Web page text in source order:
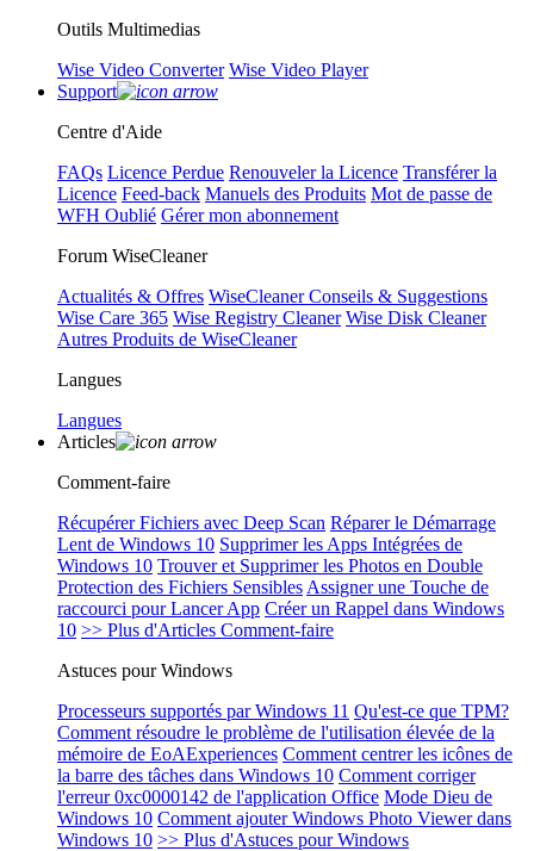
Outils Multimedias
Wise Video Converter Wise Video Player
Support
Centre d'Aide
FAQs Licence Perdue Renouveler la Licence Transférer la
Licence Feed-back Manuels des Produits Mot de passe de
WFH Oublié Gérer mon abonnement
Forum WiseCleaner
Actualités & Offres WiseCleaner Conseils & Suggestions
Wise Care 365 Wise Registry Cleaner Wise Disk Cleaner
Autres Produits de WiseCleaner
Langues
Langues
Articles
Comment-faire
Récupérer Fichiers avec Deep Scan Réparer le Démarrage
Lent de Windows 10 Supprimer les Apps Intégrées de
Windows 10 Trouver et Supprimer les Photos en Double
Protection des Fichiers Sensibles Assigner une Touche de
raccourci pour Lancer App Créer un Rappel dans Windows
10 >> Plus d'Articles Comment-faire
Astuces pour Windows
Processeurs supportés par Windows 11 Qu'est-ce que TPM?
Comment résoudre le problème de l'utilisation élevée de la
mémoire de EoAExperiences Comment centrer les icônes de
la barre des tâches dans Windows 10 Comment corriger
l'erreur 0xc0000142 de l'application Office Mode Dieu de
Windows 10 Comment ajouter Windows Photo Viewer dans
Windows 10 >> Plus d'Astuces pour Windows